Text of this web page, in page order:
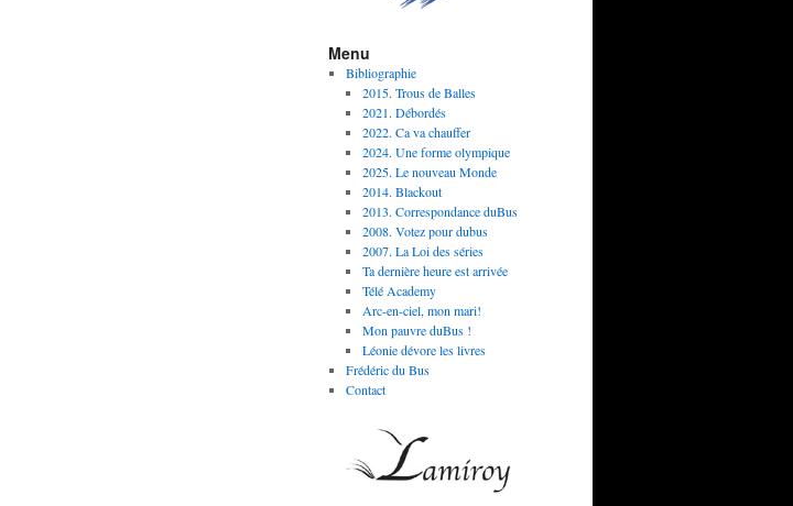
Menu
Bibliographie
2015. Trous de Balles
2021. Débordés
2022. Ca va chauffer
2024. Une forme olympique
2025. Le nouveau Monde
2014. Blackout
2013. Correspondance duBus
2008. Votez pour dubus
2007. La Loi des séries
Ta dernière heure est arrivée
Télé Academy
Arc-en-ciel, mon mari!
Mon pauvre duBus !
Léonie dévore les livres
Frédéric du Bus
Contact